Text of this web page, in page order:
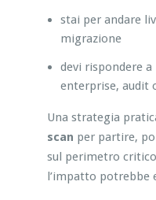
stai per andare
migrazione
devi rispondere
enterprise, audit
Una strategia
scan per partire,
sul perimetro
l’impatto potrebbe